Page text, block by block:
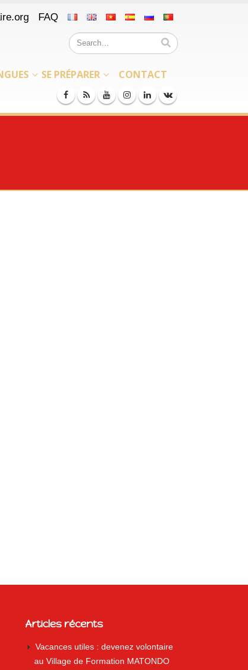
FAQ
SE PRÉPARER CONTACT
Articles récents
Vacances utiles : devenez volontaire
au Village de Formation MATONDO